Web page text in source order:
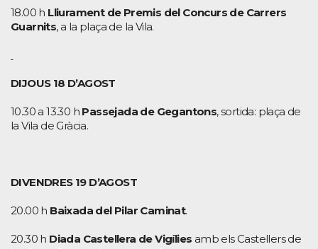
18.00 h Lliurament de Premis del Concurs de Carrers
Guarnits, a la plaça de la Vila.
DIJOUS 18 D’AGOST
10.30 a 13.30 h Passejada de Gegantons, sortida: plaça de
la Vila de Gràcia.
DIVENDRES 19 D’AGOST
20.00 h Baixada del Pilar Caminat.
20.30 h Diada Castellera de Vigílies amb els Castellers de